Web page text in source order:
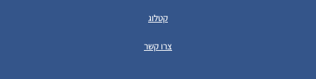
קטלוג
צרו קשר